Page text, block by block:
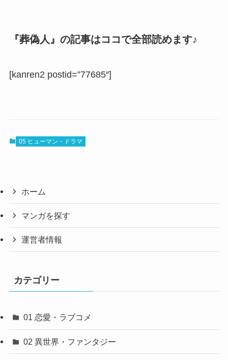
『葬偽人』の記事はココで全部読めます♪
[kanren2 postid=”77685″]
05 ヒューマン・ドラマ
ホーム
マンガを探す
運営者情報
カテゴリー
01 恋愛・ラブコメ
02 異世界・ファンタジー